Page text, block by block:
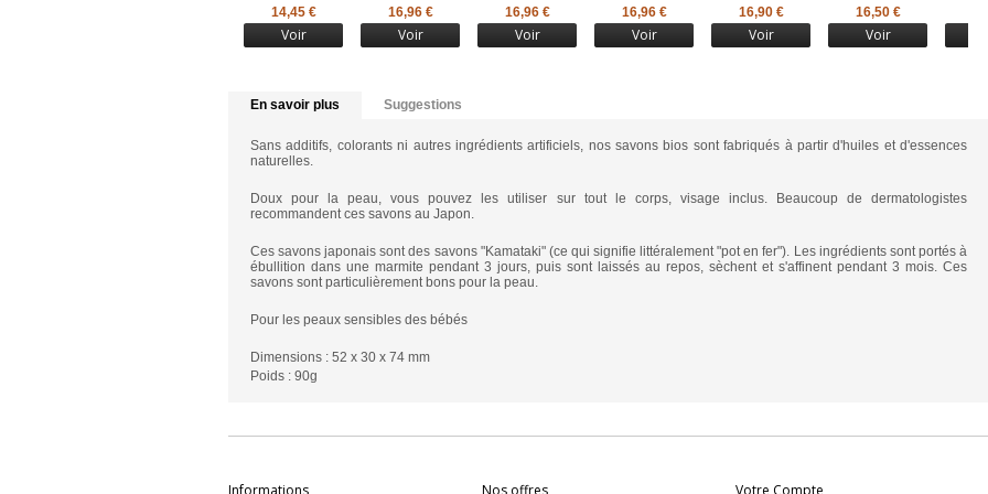
14,45 €
Voir
16,96 €
Voir
16,96 €
Voir
16,96 €
Voir
16,90 €
Voir
16,50 €
Voir
En savoir plus Suggestions
Sans additifs, colorants ni autres ingrédients artificiels, nos savons bios sont fabriqués à partir d'huiles et d'essences
naturelles.
Doux pour la peau, vous pouvez les utiliser sur tout le corps, visage inclus. Beaucoup de dermatologistes
recommandent ces savons au Japon.
Ces savons japonais sont des savons "Kamataki" (ce qui signifie littéralement "pot en fer"). Les ingrédients sont portés à
ébullition dans une marmite pendant 3 jours, puis sont laissés au repos, sèchent et s'affinent pendant 3 mois. Ces
savons sont particulièrement bons pour la peau.
Pour les peaux sensibles des bébés
Dimensions : 52 x 30 x 74 mm
Poids : 90g
Informations Nos offres Votre Compte